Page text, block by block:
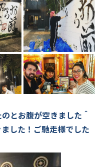
とお腹が空きました＾
した！ご馳走様でした